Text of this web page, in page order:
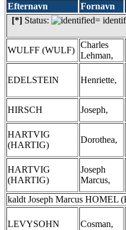
Efternavn Fornavn
[*] Status: =
WULFF (WULF)
Charles
Lehman,
EDELSTEIN Henriette,
HIRSCH Joseph,
HARTVIG
(HARTIG)
Dorothea,
HARTVIG
(HARTIG)
Joseph
Marcus,
kaldt Joseph Marcus HOMEL
LEVYSOHN Cosman,